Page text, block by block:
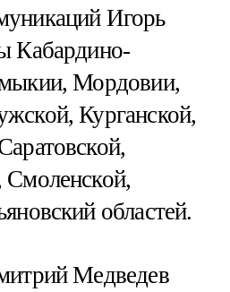
Игорь
Кабардино-
Мордовии,
Курганской,
Смоленской,
областей.
Медведев